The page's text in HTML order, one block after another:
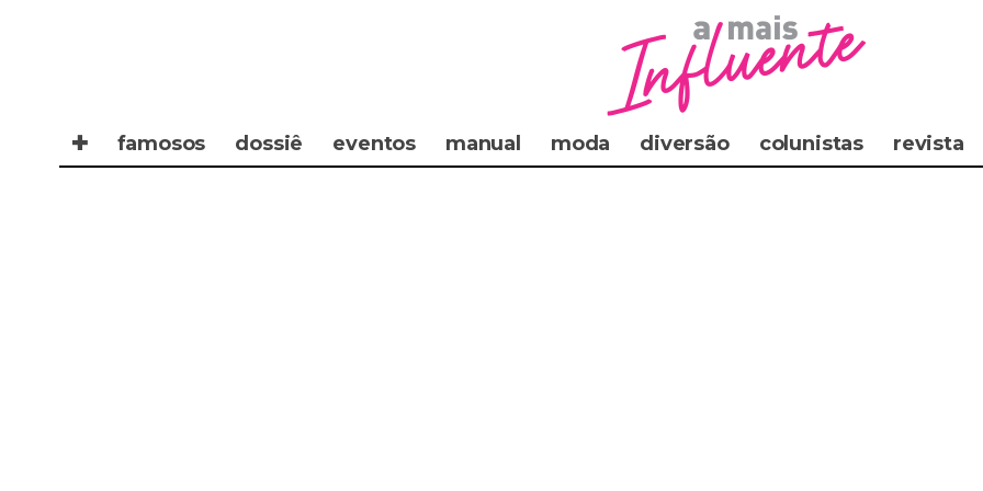
✚ famosos dossiê eventos manual moda diversão colunistas revista